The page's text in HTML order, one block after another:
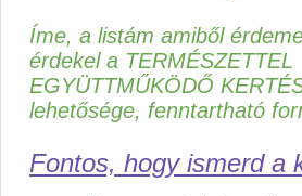
Íme, a listám amiből
érdekel a TERMÉSZETTEL
EGYÜTTMŰKÖDŐ
lehetősége, fenntartható
Fontos, hogy ismerd a